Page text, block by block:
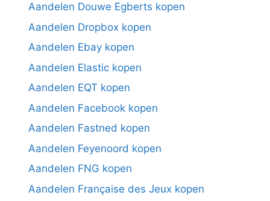
Aandelen Douwe Egberts kopen
Aandelen Dropbox kopen
Aandelen Ebay kopen
Aandelen Elastic kopen
Aandelen EQT kopen
Aandelen Facebook kopen
Aandelen Fastned kopen
Aandelen Feyenoord kopen
Aandelen FNG kopen
Aandelen Française des Jeux kopen